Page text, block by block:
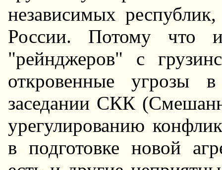
независимых
России. Потому что
"рейнджеров" с
откровенные угрозы
заседании СКК
урегулированию
в подготовке новой